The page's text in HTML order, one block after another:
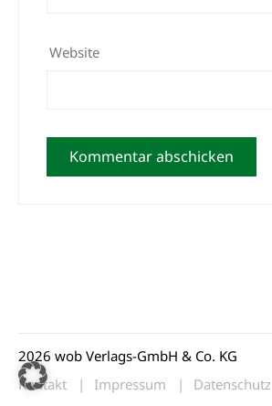
Website
2026 wob Verlags-GmbH & Co. KG
Kontakt
Impressum Datenschutz